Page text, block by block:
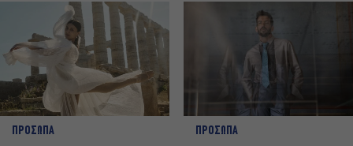
ΠΡΟΣΩΠΑ ΠΡΟΣΩΠΑ